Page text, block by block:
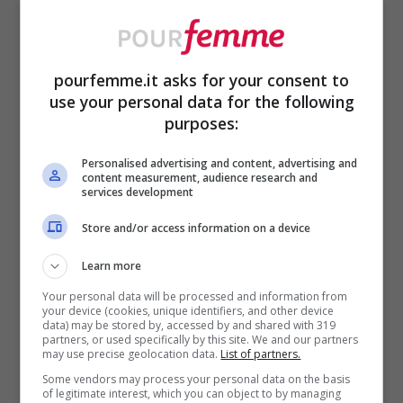
quelli femminili, e la scelta deve essere
ben ponderata.
Gravidanza indesiderata come evitarla – Pourfemme.it
(Fonte foto Canva)
pourfemme.it asks for your consent to
use your personal data for the following
purposes:
Personalised advertising and content, advertising and
content measurement, audience research and
services development
Store and/or access information on a device
Learn more
Your personal data will be processed and information from
your device (cookies, unique identifiers, and other device
data) may be stored by, accessed by and shared with 319
partners, or used specifically by this site. We and our partners
may use precise geolocation data. List of partners.
Some vendors may process your personal data on the basis
of legitimate interest, which you can object to by managing